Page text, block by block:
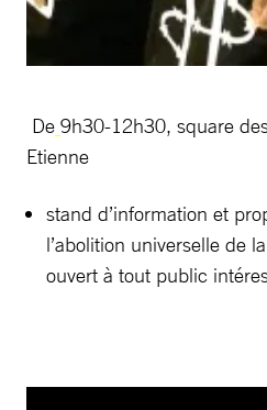
De 9h30-12h30, square
Etienne
stand d’information et
l’abolition universelle de
ouvert à tout public